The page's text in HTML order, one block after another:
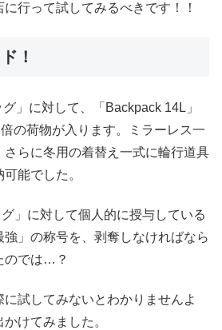
行って試してみるべきです！！
！
」に対して、「Backpack 14L」
の荷物が入ります。ミラーレス一
さらに冬用の着替え一式に輪行道具
能でした。
」に対して個人的に授与している
強」の称号を、剥奪しなければなら
のでは…？
試してみないとわかりませんよ
けてみました。